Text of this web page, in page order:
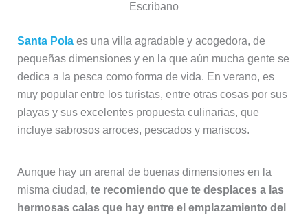
Escribano
Santa Polaes una villa agradable y acogedora, de
pequeñas dimensiones y en la que aún mucha gente se
dedica a la pesca como forma de vida. En verano, es
muy popular entre los turistas, entre otras cosas por sus
playas y sus excelentes propuesta culinarias, que
incluye sabrosos arroces, pescados y mariscos.
Aunque hay un arenal de buenas dimensiones en la
misma ciudad, te recomiendo que te desplaces a las
hermosas calas que hay entre el emplazamiento del